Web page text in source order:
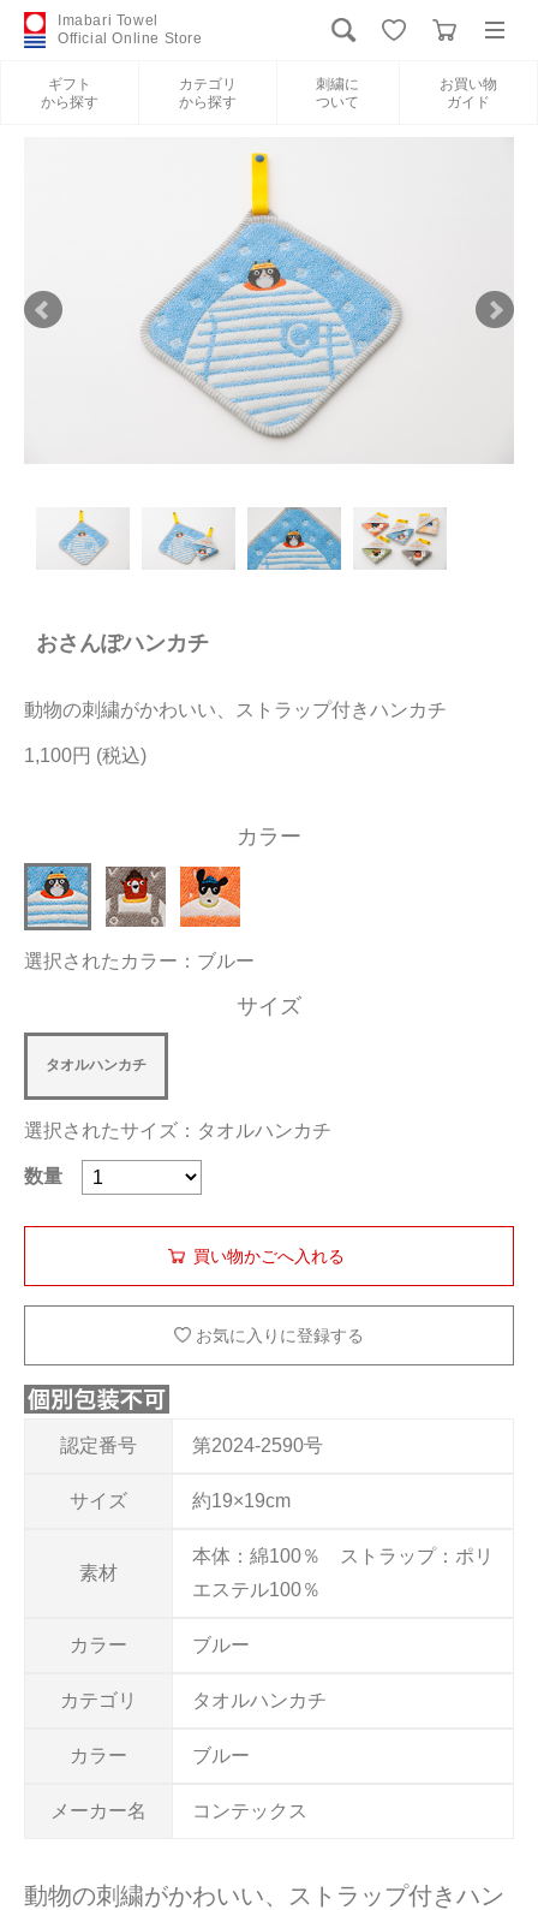
Imabari Towel
Official Online Store
ギフト
から探す
カテゴリ
から探す
刺繍に
ついて
お買い物
ガイド
新規会員登録
当サイトについて
大量購入・法人向けの購入の方は
お問い合わせ
おさんぽハンカチ
動物の刺繍がかわいい、ストラップ付きハンカチ
1,100円
認定番号 第2024-2590号
サイズ 約19×19cm
素材
本体：綿100％ ストラップ：ポリ
エステル100％
カラー ブルー
カテゴリ タオルハンカチ
カラー ブルー
メーカー名 コンテックス
カラー
選択されたカラー：ブルー
サイズ
タオルハンカチ
選択されたサイズ：タオルハンカチ
数量
お気に入りに登録する
動物の刺繍がかわいい、ストラップ付きハン